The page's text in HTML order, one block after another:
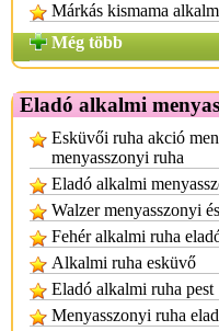
Márkás kismama
Még több
Eladó alkalmi
Esküvői ruha akció
menyasszonyi ruha
Eladó alkalmi
Walzer menyasszonyi
Fehér alkalmi ruha
Alkalmi ruha esküvő
Eladó alkalmi ruha pest
Menyasszonyi ruha